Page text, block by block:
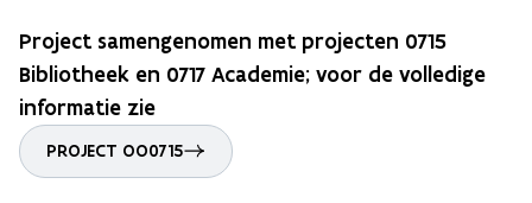
Project samengenomen met projecten 0715
Bibliotheek en 0717 Academie; voor de volledige
informatie zie
PROJECT OO0715